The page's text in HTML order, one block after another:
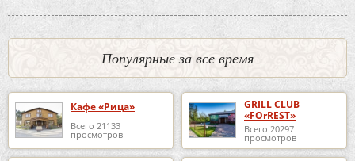
Популярные за все время
Кафе «Рица»
Всего 21133
просмотров
GRILL CLUB
«FOrREST»
Всего 20297
просмотров